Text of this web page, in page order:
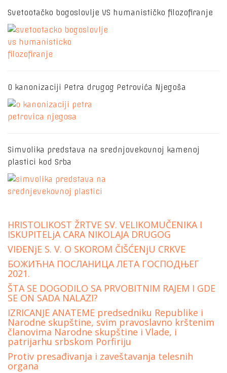
Svetootačko bogoslovlje VS humanističko filozofiranje
O kanonizaciji Petra drugog Petrovića Njegoša
Simvolika predstava na srednjovekovnoj kamenoj
plastici kod Srba
HRISTOLIKOST ŽRTVE SV. VELIKOMUČENIKA I
ISKUPITELjA CARA NIKOLAJA DRUGOG
VIĐENjE S. V. O SKOROM ČIŠĆENjU CRKVE
БОЖИЋНА ПОСЛАНИЦА ЛЕТА ГОСПОДЊЕГ
2021.
ŠTA SE DOGODILO SA PRVOBITNIM RAJEM I GDE
SE ON SADA NALAZI?
IZRICANJE ANATEME predsedniku Republike i
Narodne skupštine, svim pravoslavno krštenim
članovima Narodne skupštine i Vlade, i
patrijarhu srbskom Porfiriju
Protiv presađivanja i zaveštavanja telesnih
organa